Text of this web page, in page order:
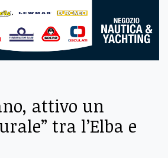
attivo un
tra l’Elba e